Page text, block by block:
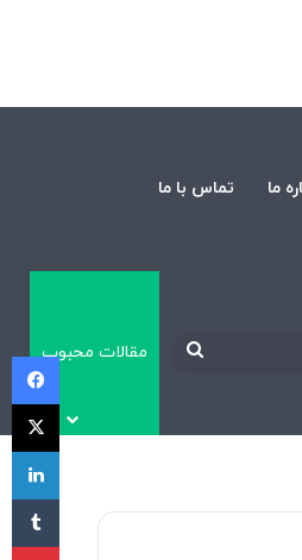
ما تماس با ما
جستجومقالات محبوب
X